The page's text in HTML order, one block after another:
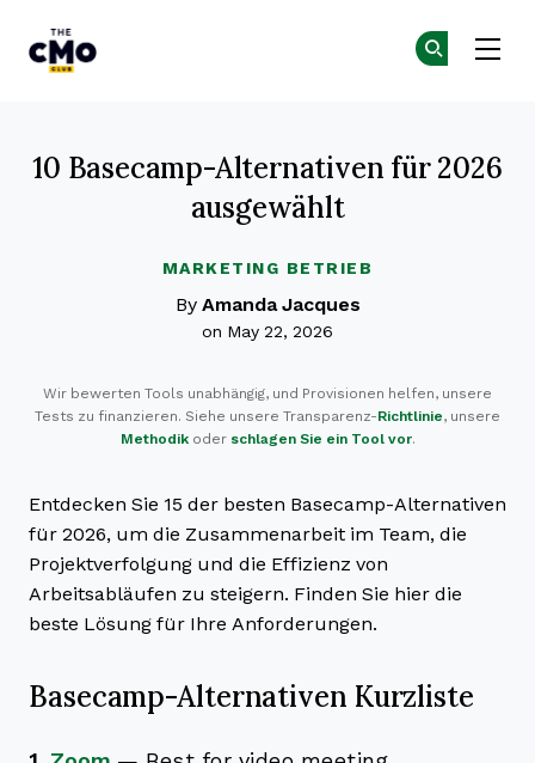
MARKETING BETRIEB
10 Basecamp-Alternativen für 2026
ausgewählt
By Amanda Jacques
on May 22, 2026
Wir bewerten Tools unabhängig, und Provisionen helfen, unsere
Tests zu finanzieren. Siehe unsere Transparenz-Richtlinie, unsere
Methodikoder schlagen Sie ein Tool vor.
Entdecken Sie 15 der besten Basecamp-Alternativen
für 2026, um die Zusammenarbeit im Team, die
Projektverfolgung und die Effizienz von
Arbeitsabläufen zu steigern. Finden Sie hier die
beste Lösung für Ihre Anforderungen.
Basecamp-Alternativen Kurzliste